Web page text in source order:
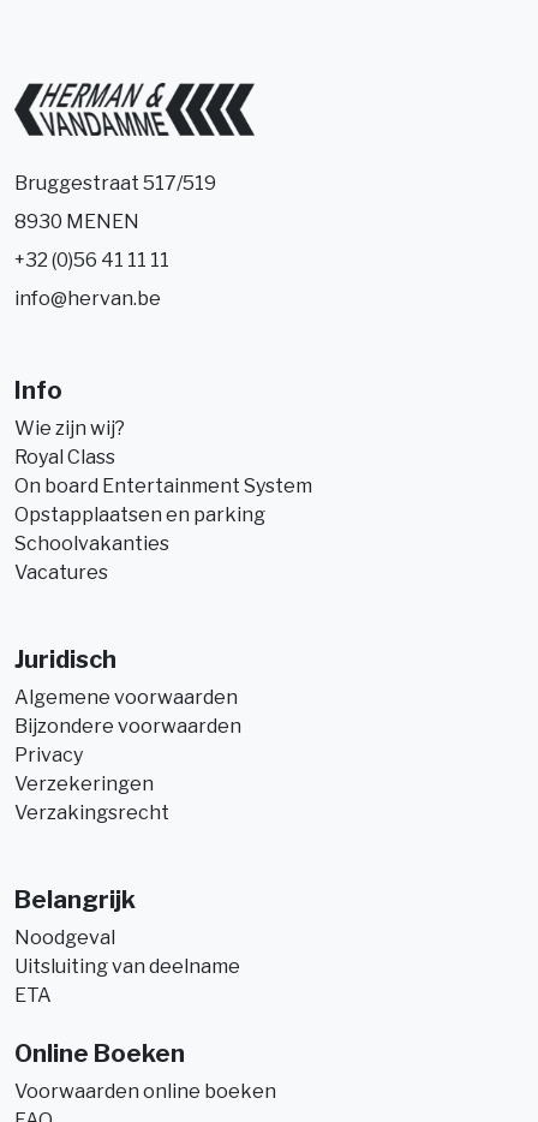
Bruggestraat 517/519
8930 MENEN
+32 (0)56 41 11 11
info@hervan.be
Info
Wie zijn wij?
Royal Class
On board Entertainment System
Opstapplaatsen en parking
Schoolvakanties
Vacatures
Juridisch
Algemene voorwaarden
Bijzondere voorwaarden
Privacy
Verzekeringen
Verzakingsrecht
Belangrijk
Noodgeval
Uitsluiting van deelname
ETA
Online Boeken
Voorwaarden online boeken